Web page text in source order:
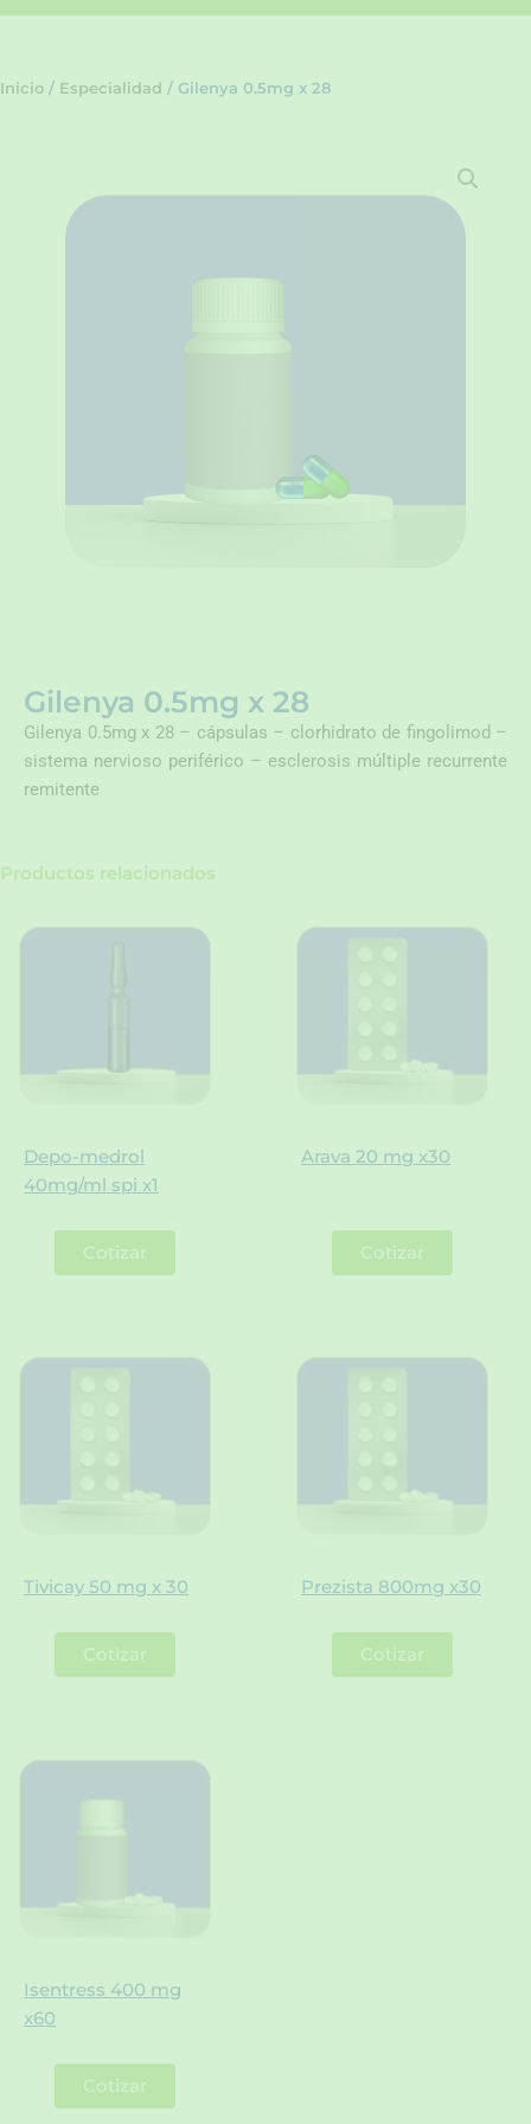
Inicio / Especialidad / Gilenya 0.5mg x 28
Gilenya 0.5mg x 28
Gilenya 0.5mg x 28 – cápsulas – clorhidrato de fingolimod –
sistema nervioso periférico – esclerosis múltiple recurrente
remitente
Productos relacionados
Depo-medrol
40mg/ml spi x1
Cotizar
Arava 20 mg x30
Cotizar
Tivicay 50 mg x 30
Cotizar
Prezista 800mg x30
Cotizar
Isentress 400 mg
x60
Cotizar